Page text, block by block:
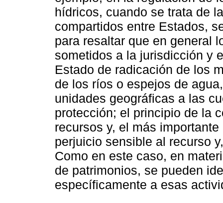
hídricos, cuando se trata de
compartidos entre Estados,
para resaltar que en general
sometidos a la jurisdicción y
Estado de radicación de los
de los ríos o espejos de
unidades geográficas a las
protección; el principio de la
recursos y, el más
perjuicio sensible al recurso
Como en este caso, en
de patrimonios, se pueden
específicamente a esas